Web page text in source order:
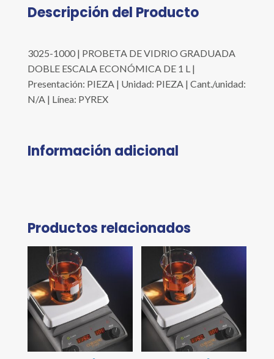
Descripción del Producto
3025-1000 | PROBETA DE VIDRIO GRADUADA
DOBLE ESCALA ECONÓMICA DE 1 L |
Presentación: PIEZA | Unidad: PIEZA | Cant./unidad:
N/A | Línea: PYREX
Información adicional
Productos relacionados